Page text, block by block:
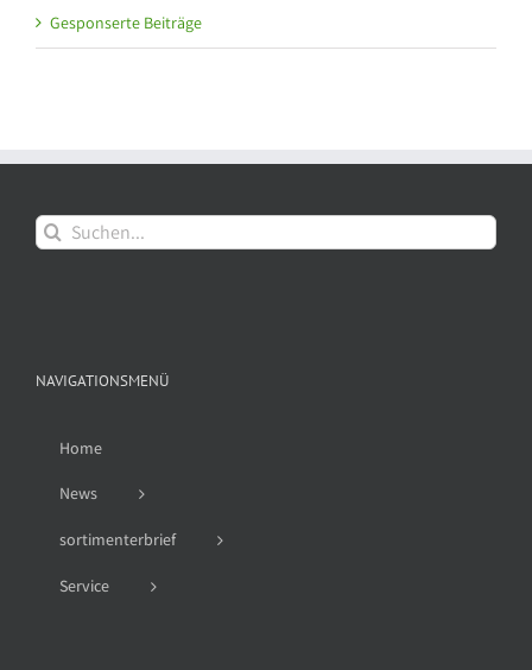
Gesponserte Beiträge
Suche
nach:
NAVIGATIONSMENÜ
Home
News
sortimenterbrief
Service